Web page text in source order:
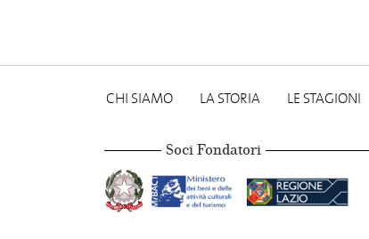
CHI SIAMO LA STORIA LE STAGIONI
Soci Fondatori